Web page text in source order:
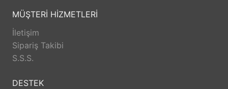
MÜŞTERİ HİZMETLERİ
İletişim
Sipariş Takibi
S.S.S.
DESTEK